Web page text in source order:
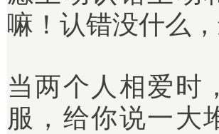
嘛！认错没什么
当两个人相爱时
服，给你说一大